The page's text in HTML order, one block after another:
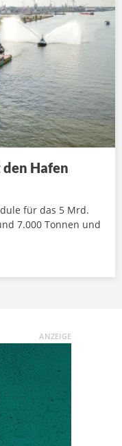
den Hafen
für das 5 Mrd.
7.000 Tonnen und
ANZEIGE